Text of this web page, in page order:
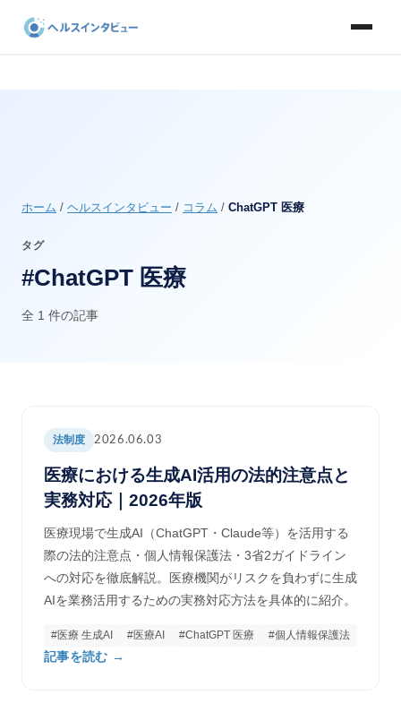
ホーム / ヘルスインタビュー / コラム / ChatGPT 医療
タグ
#ChatGPT 医療
全 1 件の記事
法制度 2026.06.03
医療における生成AI活用の法的注意点と
実務対応｜2026年版
医療現場で生成AI（ChatGPT・Claude等）を活用する
際の法的注意点・個人情報保護法・3省2ガイドライン
への対応を徹底解説。医療機関がリスクを負わずに生成
AIを業務活用するための実務対応方法を具体的に紹介。
#医療 生成AI #医療AI #ChatGPT 医療 #個人情報保護法
記事を読む →